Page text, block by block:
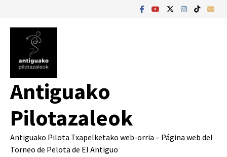
contenido
Antiguako
Pilotazaleok
Antiguako Pilota Txapelketako web-orria – Página web del
Torneo de Pelota de El Antiguo